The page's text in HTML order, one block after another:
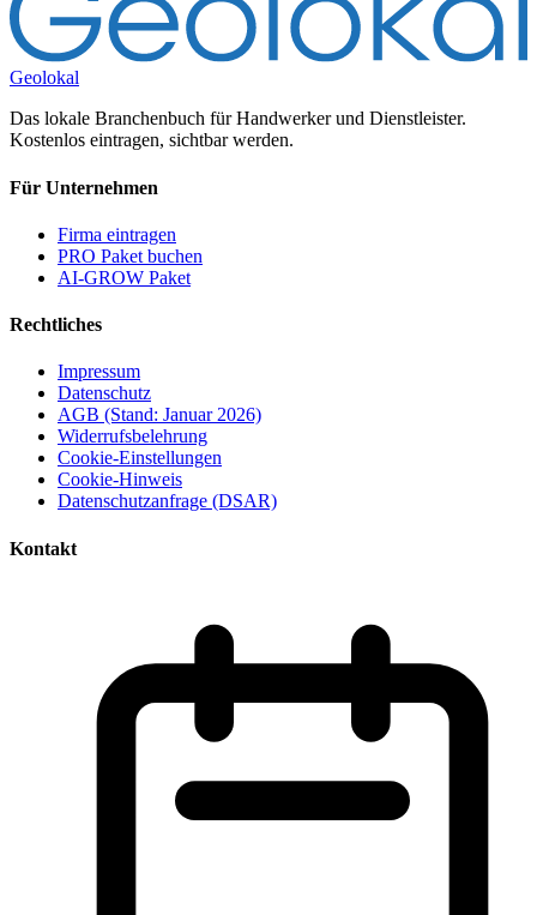
Geolokal
Das lokale Branchenbuch für Handwerker und Dienstleister.
Kostenlos eintragen, sichtbar werden.
Für Unternehmen
Firma eintragen
PRO Paket buchen
AI-GROW Paket
Rechtliches
Impressum
Datenschutz
AGB (Stand: Januar 2026)
Widerrufsbelehrung
Cookie-Einstellungen
Cookie-Hinweis
Datenschutzanfrage (DSAR)
Kontakt